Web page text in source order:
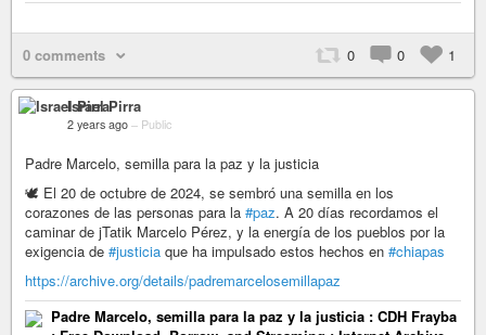
0 comments 0 0 1
Israel Pirra
2 years ago – Public
Padre Marcelo, semilla para la paz y la justicia
🕊️ El 20 de octubre de 2024, se sembró una semilla en los
corazones de las personas para la #paz. A 20 días recordamos el
caminar de jTatik Marcelo Pérez, y la energía de los pueblos por la
exigencia de #justicia que ha impulsado estos hechos en #chiapas
https://archive.org/details/padremarcelosemillapaz
Padre Marcelo, semilla para la paz y la justicia : CDH Frayba